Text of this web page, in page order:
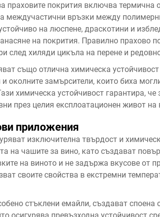
праховите покрития включва термична
междучастични връзки между
на люспене, драскотини и
на покрития. Правилно прахово
след хиляди цикъла на перене и
също отлична химическа
околните замърсители, които биха
химическа устойчивост гарантира, че
през целия експлоатационен живот
приложения
изключителна твърдост и
на чашите за вино, като създават
на виното и не задържа вкусове от
своите свойства в екстремни
стъклени емайли, създават споена